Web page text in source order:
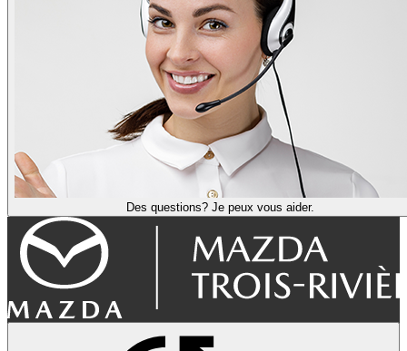
Des questions? Je peux vous aider.